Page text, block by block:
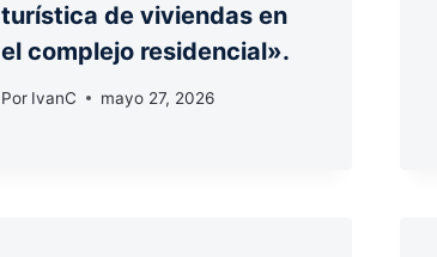
turística de viviendas en
el complejo residencial».
Por IvanC mayo 27, 2026